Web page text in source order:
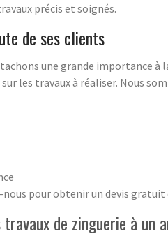
précis et soignés.
de ses clients
une grande importance
les travaux à réaliser. Nous
pour obtenir un devis gratuit
de zinguerie à un